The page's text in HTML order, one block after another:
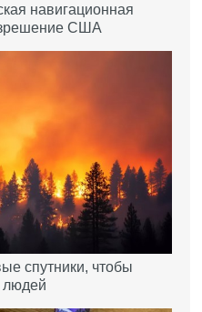
навигационная
США
спутники, чтобы
людей